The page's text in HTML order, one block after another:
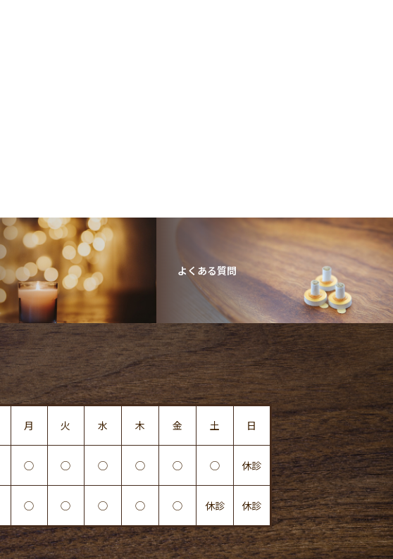
よくある質問
月 火 水 木 金 土 日
◯ ◯ ◯ ◯ ◯ ◯ 休診
◯ ◯ ◯ ◯ ◯ 休診 休診